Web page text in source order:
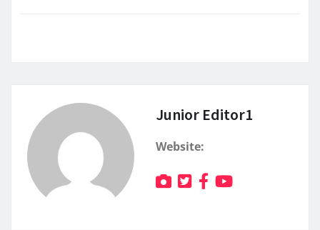
Junior Editor1
Website: